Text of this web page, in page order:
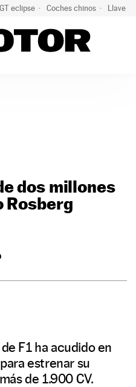
eclipse Coches chinos Llaves
dos millones
Rosberg
F1 ha acudido en
estrenar su
de 1.900 CV.